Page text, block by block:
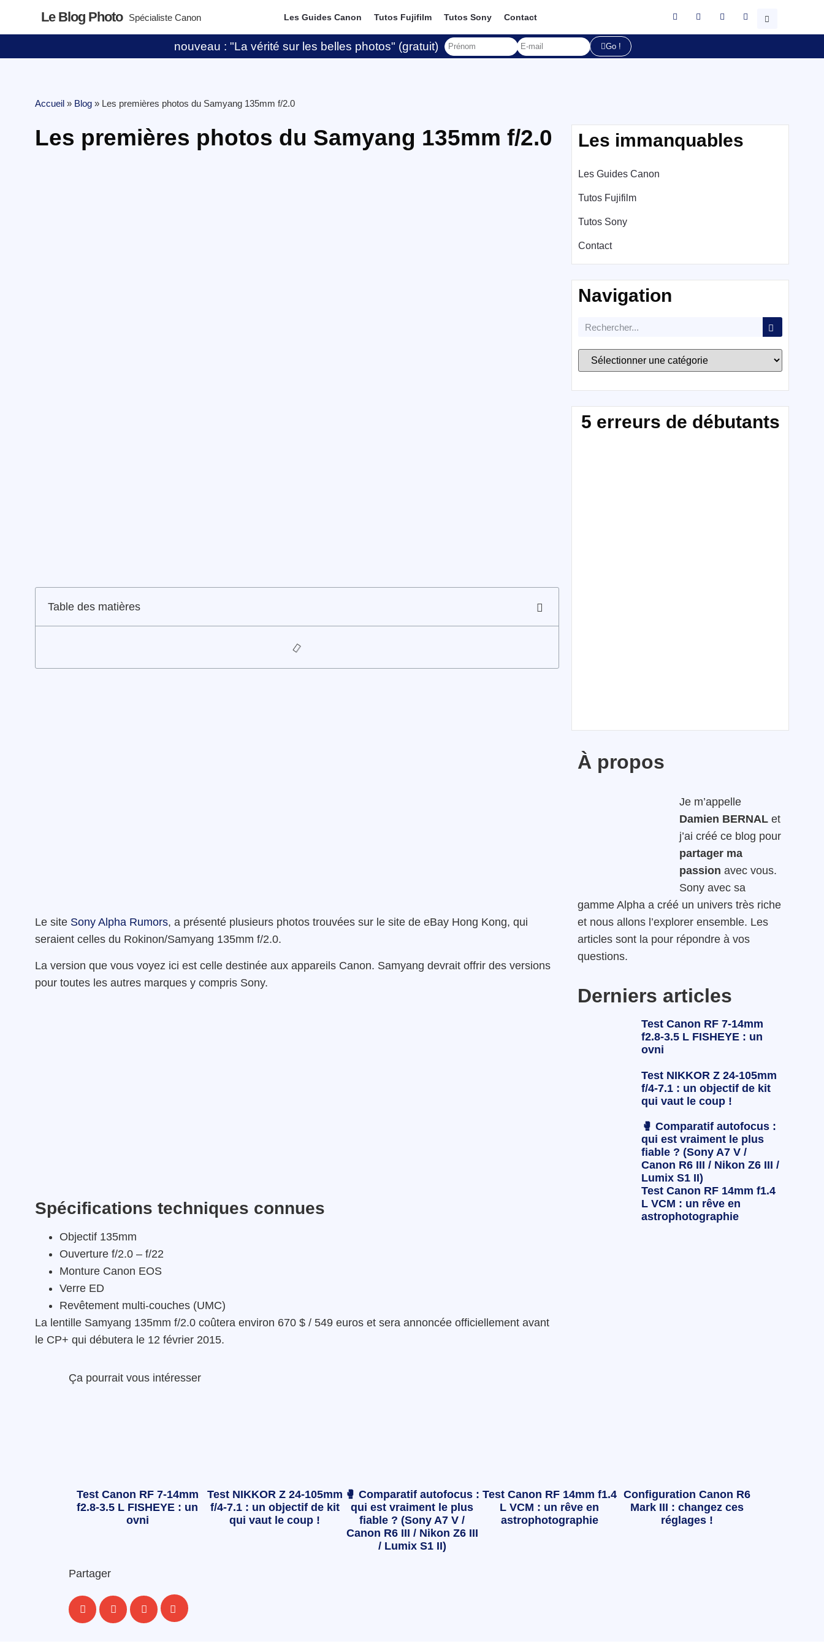
Le Blog Photo Spécialiste Canon Les Guides Canon Tutos Fujifilm Tutos Sony Contact
nouveau : "La vérité sur les belles photos" (gratuit) Go !
Accueil » Blog » Les premières photos du Samyang 135mm f/2.0
Les premières photos du Samyang 135mm f/2.0
Table des matières
Le site Sony Alpha Rumors, a présenté plusieurs photos trouvées sur le site de eBay Hong Kong, qui
seraient celles du Rokinon/Samyang 135mm f/2.0.
La version que vous voyez ici est celle destinée aux appareils Canon. Samyang devrait offrir des versions
pour toutes les autres marques y compris Sony.
Spécifications techniques connues
Objectif 135mm
Ouverture f/2.0 – f/22
Monture Canon EOS
Verre ED
Revêtement multi-couches (UMC)
La lentille Samyang 135mm f/2.0 coûtera environ 670 $ / 549 euros et sera annoncée officiellement avant
le CP+ qui débutera le 12 février 2015.
Les immanquables
Les Guides Canon
Tutos Fujifilm
Tutos Sony
Contact
Navigation
5 erreurs de débutants
À propos
Je m’appelle
Damien BERNAL et
j’ai créé ce blog pour
partager ma
passion avec vous.
Sony avec sa
gamme Alpha a créé un univers très riche
et nous allons l’explorer ensemble. Les
articles sont la pour répondre à vos
questions.
Derniers articles
Test Canon RF 7-14mm
f2.8-3.5 L FISHEYE : un
ovni
Test NIKKOR Z 24-105mm
f/4-7.1 : un objectif de kit
qui vaut le coup !
🥊 Comparatif autofocus :
qui est vraiment le plus
fiable ? (Sony A7 V /
Canon R6 III / Nikon Z6 III /
Lumix S1 II)
Test Canon RF 14mm f1.4
L VCM : un rêve en
astrophotographie
Ça pourrait vous intéresser
Test Canon RF 7-14mm
f2.8-3.5 L FISHEYE : un
ovni
Test NIKKOR Z 24-105mm
f/4-7.1 : un objectif de kit
qui vaut le coup !
🥊 Comparatif autofocus :
qui est vraiment le plus
fiable ? (Sony A7 V /
Canon R6 III / Nikon Z6 III
/ Lumix S1 II)
Test Canon RF 14mm f1.4
L VCM : un rêve en
astrophotographie
Configuration Canon R6
Mark III : changez ces
réglages !
Partager